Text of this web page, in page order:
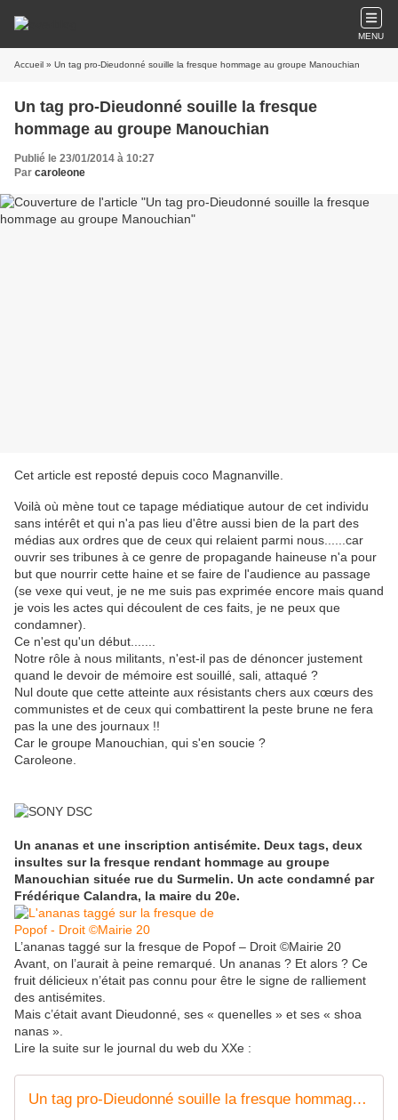
MENU
Accueil » Un tag pro-Dieudonné souille la fresque hommage au groupe Manouchian
Un tag pro-Dieudonné souille la fresque
hommage au groupe Manouchian
Publié le 23/01/2014 à 10:27
Par caroleone
Cet article est reposté depuis coco Magnanville
Voilà où mène tout ce tapage médiatique autour de cet individu
sans intérêt et qui n'a pas lieu d'être aussi bien de la part des
médias aux ordres que de ceux qui relaient parmi nous......car
ouvrir ses tribunes à ce genre de propagande haineuse n'a pour
but que nourrir cette haine et se faire de l'audience au passage
(se vexe qui veut, je ne me suis pas exprimée encore mais quand
je vois les actes qui découlent de ces faits, je ne peux que
condamner).
Ce n'est qu'un début.......
Notre rôle à nous militants, n'est-il pas de dénoncer justement
quand le devoir de mémoire est souillé, sali, attaqué ?
Nul doute que cette atteinte aux résistants chers aux cœurs des
communistes et de ceux qui combattirent la peste brune ne fera
pas la une des journaux !!
Car le groupe Manouchian, qui s'en soucie ?
Caroleone.
Un ananas et une inscription antisémite. Deux tags, deux
insultes sur la fresque rendant hommage au groupe
Manouchian située rue du Surmelin. Un acte condamné par
Frédérique Calandra, la maire du 20e.
L’ananas taggé sur la fresque de Popof – Droit ©Mairie 20
Avant, on l’aurait à peine remarqué. Un ananas ? Et alors ? Ce
fruit délicieux n’était pas connu pour être le signe de ralliement
des antisémites.
Mais c’était avant Dieudonné, ses « quenelles » et ses « shoa
nanas ».
Lire la suite sur le journal du web du XXe :
Un tag pro-Dieudonné souille la fresque hommage au groupe Manouchian